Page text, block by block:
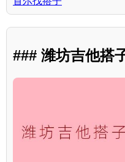
### 潍坊吉他搭